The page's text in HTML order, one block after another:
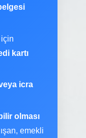
kartı
icra
olması
emekli